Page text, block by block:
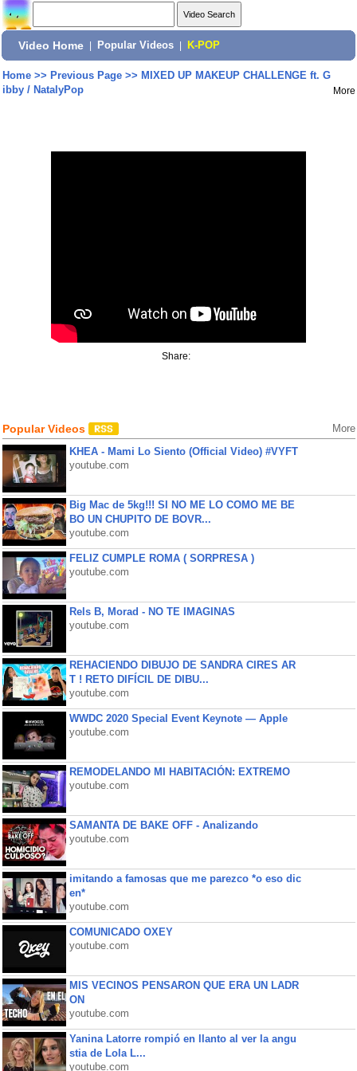
Video Home Popular Videos K-POP
Home>> Previous Page>> MIXED UP MAKEUP CHALLENGE ft. G
ibby / NatalyPop
More
Share:
Popular Videos More
KHEA - Mami Lo Siento (Official Video) #VYFT
youtube.com
Big Mac de 5kg!!! SI NO ME LO COMO ME BE
BO UN CHUPITO DE BOVR...
youtube.com
FELIZ CUMPLE ROMA ( SORPRESA )
youtube.com
Rels B, Morad - NO TE IMAGINAS
youtube.com
REHACIENDO DIBUJO DE SANDRA CIRES AR
T ! RETO DIFÍCIL DE DIBU...
youtube.com
WWDC 2020 Special Event Keynote — Apple
youtube.com
REMODELANDO MI HABITACIÓN: EXTREMO
youtube.com
SAMANTA DE BAKE OFF - Analizando
youtube.com
imitando a famosas que me parezco *o eso dic
en*
youtube.com
COMUNICADO OXEY
youtube.com
MIS VECINOS PENSARON QUE ERA UN LADR
ON
youtube.com
Yanina Latorre rompió en llanto al ver la angu
stia de Lola L...
youtube.com